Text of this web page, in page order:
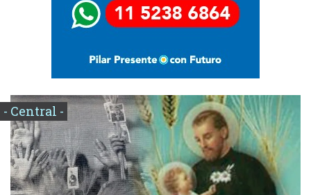
- Central -